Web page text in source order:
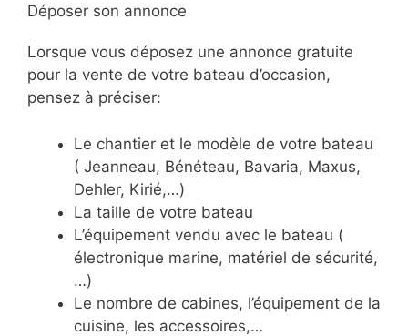
Déposer son annonce
Lorsque vous déposez une annonce gratuite
pour la vente de votre bateau d’occasion,
pensez à préciser:
Le chantier et le modèle de votre bateau
( Jeanneau, Bénéteau, Bavaria, Maxus,
Dehler, Kirié,…)
La taille de votre bateau
L’équipement vendu avec le bateau (
électronique marine, matériel de sécurité,
…)
Le nombre de cabines, l’équipement de la
cuisine, les accessoires,…